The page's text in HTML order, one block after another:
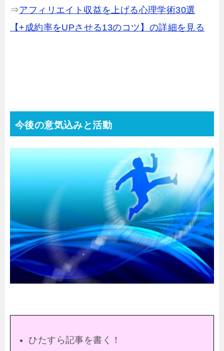
⇒アフィリエイト収益を上げる心理学術30選
【+成約率をUPさせる13のコツ】の詳細を見る
今後の意気込みと活動
ひたすら記事を書く！